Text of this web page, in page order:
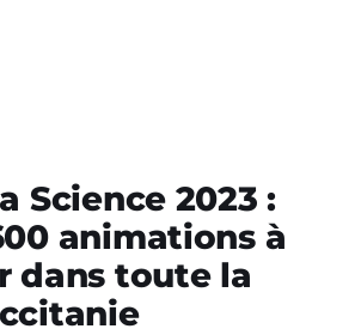
Science 2023 :
animations à
dans toute la